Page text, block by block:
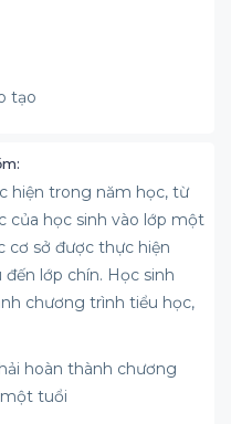
tạo
hiện trong năm học, từ
của học sinh vào lớp một
cơ sở được thực hiện
lớp chín. Học sinh
chương trình tiểu học,
hoàn thành chương
tuổi